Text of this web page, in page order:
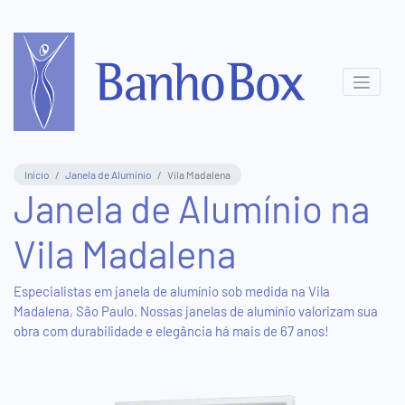
Central
Atendimento
3831-
8411
(11)
95577-
5816
Show
Início Janela de Alumínio Vila Madalena
Janela de Alumínio na
Vila Madalena
Especialistas em janela de alumínio sob medida na Vila
Madalena, São Paulo. Nossas janelas de alumínio valorizam sua
obra com durabilidade e elegância há mais de 67 anos!